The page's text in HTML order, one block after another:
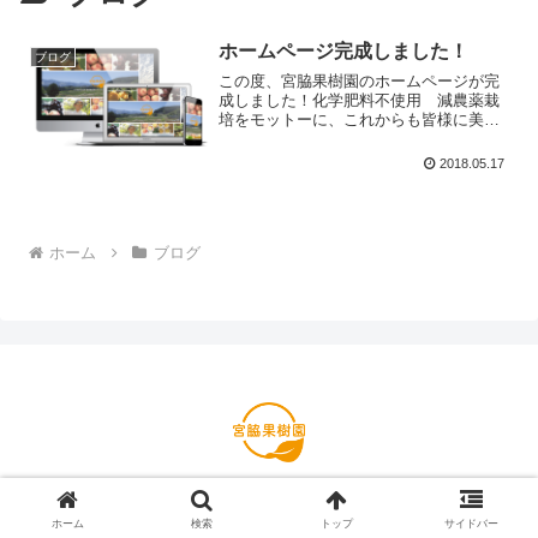
ブログ ホームページ完成しました！
この度、宮脇果樹園のホームページが完
成しました！化学肥料不使用 減農薬栽
培をモットーに、これからも皆様に美味
す！ホームページ共々、これからも変わ
2018.05.17
ホーム ブログ
© 2018 宮脇果樹園 ブログ.
ホーム 検索 トップ サイドバー